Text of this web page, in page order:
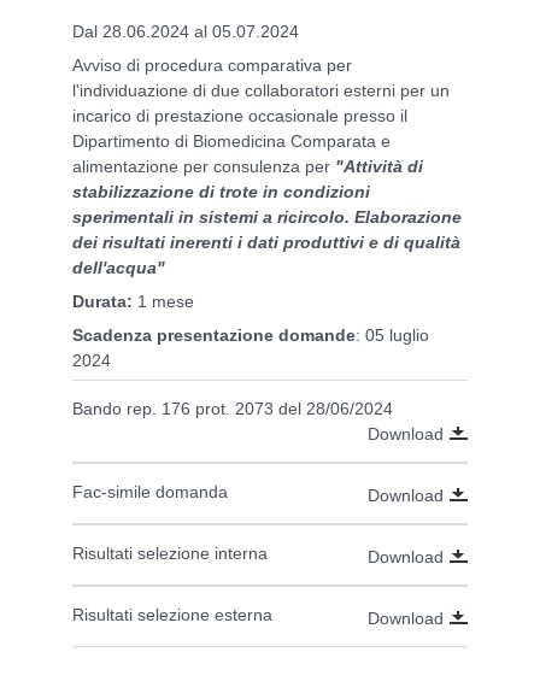
Dal 28.06.2024 al 05.07.2024
Avviso di procedura comparativa per
l'individuazione di due collaboratori esterni per un
incarico di prestazione occasionale presso il
Dipartimento di Biomedicina Comparata e
alimentazione per consulenza per "Attività di
stabilizzazione di trote in condizioni
sperimentali in sistemi a ricircolo. Elaborazione
dei risultati inerenti i dati produttivi e di qualità
dell'acqua"
Durata: 1 mese
Scadenza presentazione domande: 05 luglio
2024
Bando rep. 176 prot. 2073 del 28/06/2024
Download
Fac-simile domanda Download
Risultati selezione interna Download
Risultati selezione esterna Download